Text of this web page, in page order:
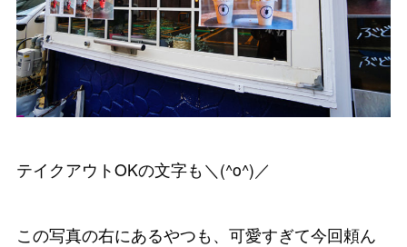
テイクアウトOKの文字も＼(^o^)／
この写真の右にあるやつも、可愛すぎて今回頼ん